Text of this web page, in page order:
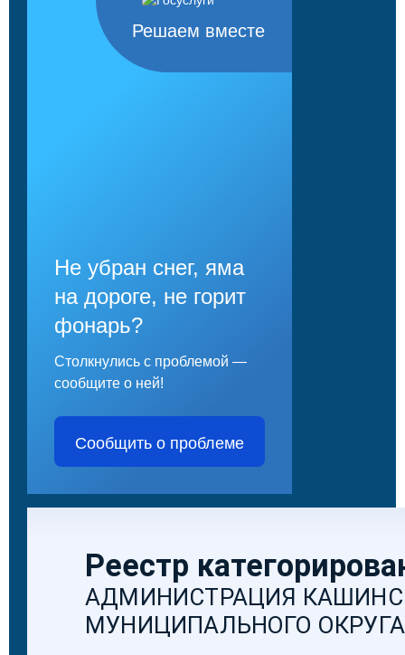
Решаем вместе
Не убран снег, яма
на дороге, не горит
фонарь?
Столкнулись с проблемой —
сообщите о ней!
Сообщить о проблеме